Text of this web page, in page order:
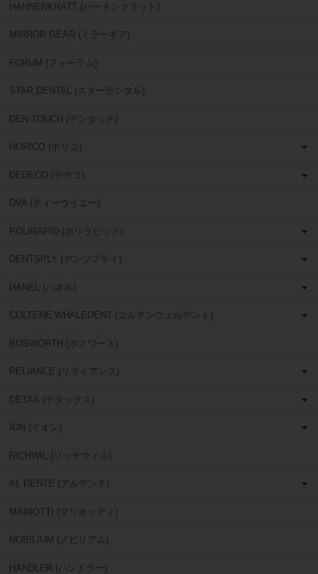
HAHNENKRATT (ハーネンクラット)
MIRROR GEAR (ミラーギア)
FORUM (フォーラム)
STAR DENTAL (スターデンタル)
DEN TOUCH (デンタッチ)
HORICO (ホリコ)
DEDECO (デデコ)
DVA (ディーヴイエー)
POLIRAPID (ポリラピッド)
DENTSPLY (デンツプライ)
HANEL (ハネル)
COLTENE WHALEDENT (コルテンウェルデント)
BOSWORTH (ボスワース)
RELIANCE (リライアンス)
DETAX (デタックス)
ION (イオン)
RICHWIL (リッチウィル)
AL DENTE (アルデンテ)
MARIOTTI (マリオッティ)
NOBILIUM (ノビリアム)
HANDLER (ハンドラー)